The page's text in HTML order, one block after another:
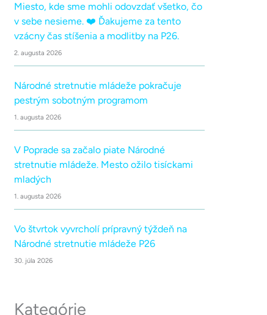
Miesto, kde sme mohli odovzdať všetko, čo
v sebe nesieme. ❤️ Ďakujeme za tento
vzácny čas stíšenia a modlitby na P26.
2. augusta 2026
Národné stretnutie mládeže pokračuje
pestrým sobotným programom
1. augusta 2026
V Poprade sa začalo piate Národné
stretnutie mládeže. Mesto ožilo tisíckami
mladých
1. augusta 2026
Vo štvrtok vyvrcholí prípravný týždeň na
Národné stretnutie mládeže P26
30. júla 2026
Kategórie